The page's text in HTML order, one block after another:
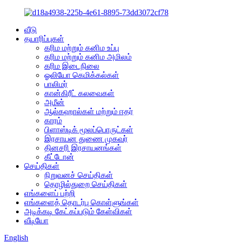
வீடு
தயாரிப்புகள்
கரிம மற்றும் கனிம உப்பு
கரிம மற்றும் கனிம அமிலம்
கரிம இடைநிலை
ஓலியோ கெமிக்கல்கள்
பாலிமர்
கான்கிரீட் கலவைகள்
அமீன்
ஆல்கஹால்கள் மற்றும் ஈதர்
காரம்
பிளாஸ்டிக் மூலப்பொருட்கள்
இரசாயன துணை முகவர்
தினசரி இரசாயனங்கள்
கீட்டோன்
செய்திகள்
நிறுவனச் செய்திகள்
தொழில்துறை செய்திகள்
எங்களைப் பற்றி
எங்களைத் தொடர்பு கொள்ளுங்கள்
அடிக்கடி கேட்கப்படும் கேள்விகள்
வீடியோ
English